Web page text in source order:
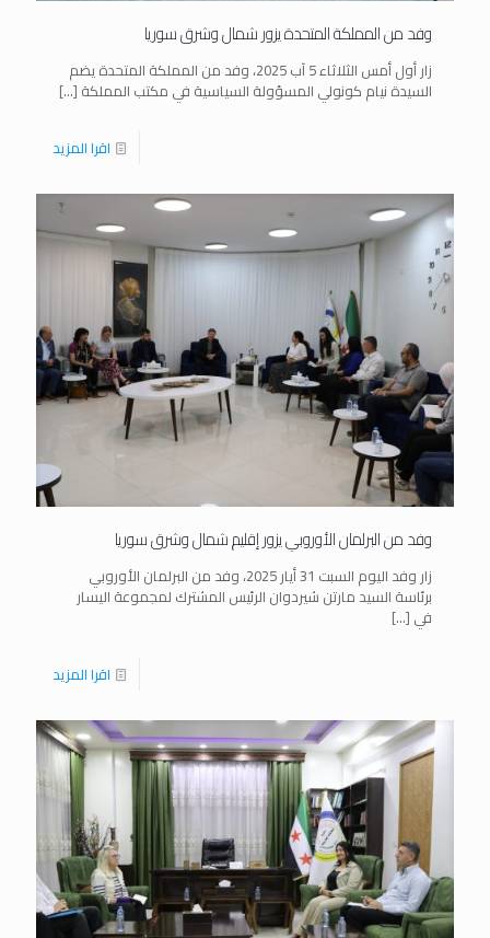
وفد من المملكة المتحدة يزور شمال وشرق سوريا
زار أول أمس الثلاثاء 5 آب 2025، وفد من المملكة المتحدة يضم
السيدة نيام كونولي المسؤولة السياسية في مكتب المملكة […]
اقرا المزيد
وفد من البرلمان الأوروبي يزور إقليم شمال وشرق سوريا
زار وفد اليوم السبت 31 أيار 2025، وفد من البرلمان الأوروبي
برئاسة السيد مارتن شيردوان الرئيس المشترك لمجموعة اليسار
في […]
اقرا المزيد